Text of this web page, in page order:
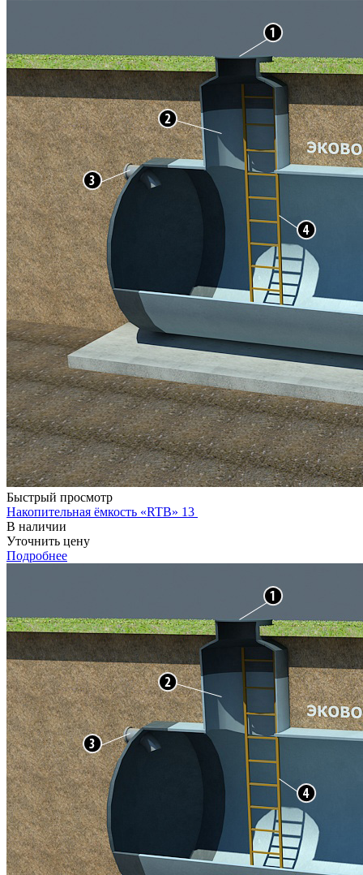
Быстрый просмотр
Накопительная ёмкость «RTB» 13
В наличии
Уточнить цену
Подробнее